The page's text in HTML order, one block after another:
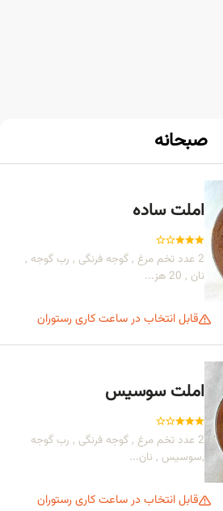
صبحانه
املت ساده
2 عدد تخم مرغ , گوجه فرنگی , رب گوجه ,
نان , 20 هز...
قابل انتخاب در ساعت کاری رستوران
املت سوسیس
2 عدد تخم مرغ , گوجه فرنگی , رب گوجه
,سوسیس , نان...
قابل انتخاب در ساعت کاری رستوران